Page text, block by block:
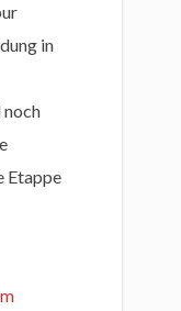
in
noch
Etappe